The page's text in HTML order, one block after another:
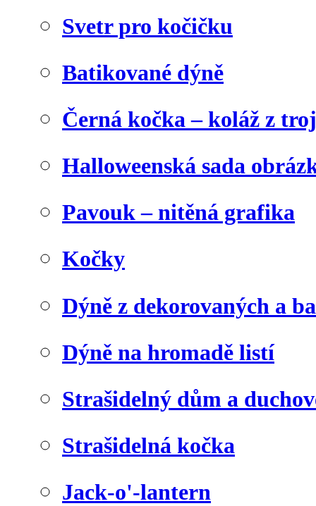
Svetr pro kočičku
Batikované dýně
Černá kočka – koláž z
Halloweenská sada
Pavouk – nitěná grafika
Kočky
Dýně z dekorovaných a
Dýně na hromadě listí
Strašidelný dům a
Strašidelná kočka
Jack-o'-lantern